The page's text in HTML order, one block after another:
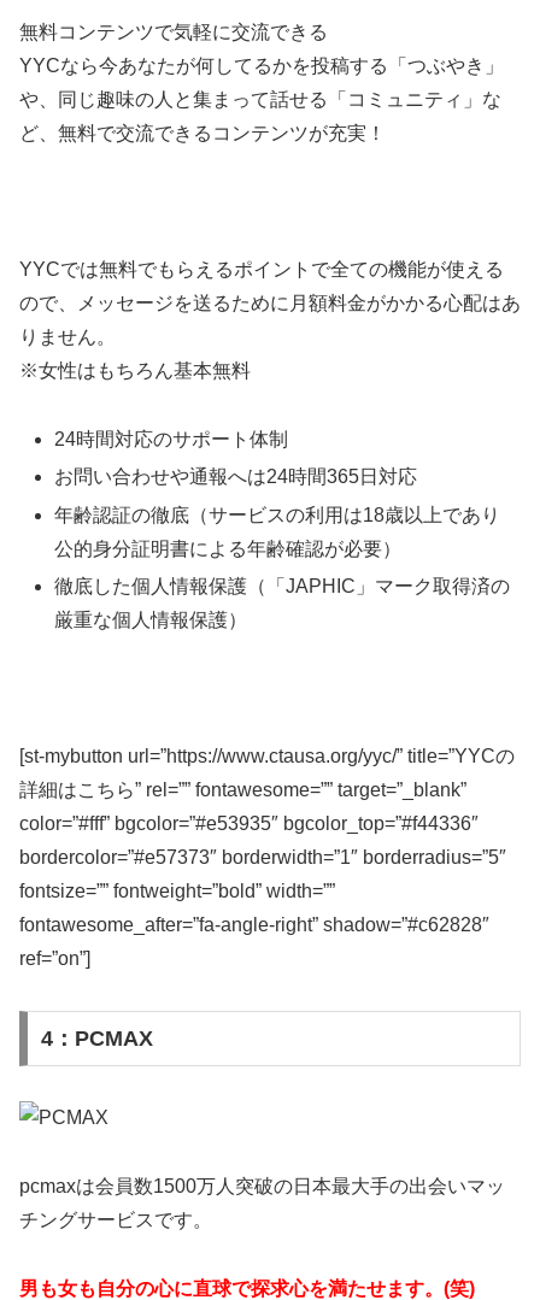
無料コンテンツで気軽に交流できる
YYCなら今あなたが何してるかを投稿する「つぶやき」
や、同じ趣味の人と集まって話せる「コミュニティ」な
ど、無料で交流できるコンテンツが充実！
YYCでは無料でもらえるポイントで全ての機能が使える
ので、メッセージを送るために月額料金がかかる心配はあ
りません。
※女性はもちろん基本無料
24時間対応のサポート体制
お問い合わせや通報へは24時間365日対応
年齢認証の徹底（サービスの利用は18歳以上であり
公的身分証明書による年齢確認が必要）
徹底した個人情報保護（「JAPHIC」マーク取得済の
厳重な個人情報保護）
[st-mybutton url=”https://www.ctausa.org/yyc/” title=”YYCの
詳細はこちら” rel=”” fontawesome=”” target=”_blank”
color=”#fff” bgcolor=”#e53935″ bgcolor_top=”#f44336″
bordercolor=”#e57373″ borderwidth=”1″ borderradius=”5″
fontsize=”” fontweight=”bold” width=””
fontawesome_after=”fa-angle-right” shadow=”#c62828″
ref=”on”]
4：PCMAX
pcmaxは会員数1500万人突破の日本最大手の出会いマッ
チングサービスです。
男も女も自分の心に直球で探求心を満たせます。(笑)